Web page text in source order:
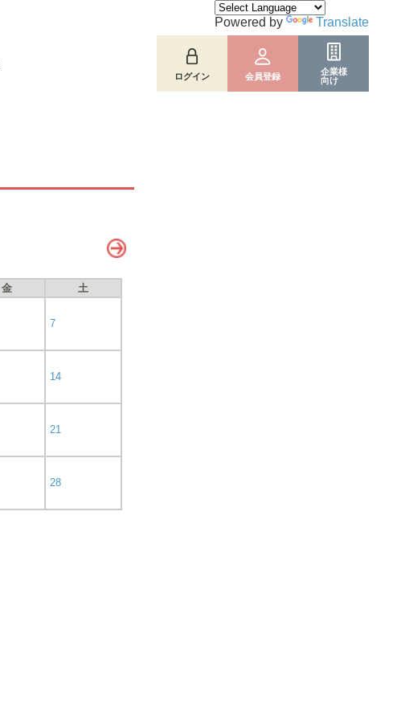
ログイン 会員登録
企業様
向け
Powered by Translate
金 土
7
14
21
28